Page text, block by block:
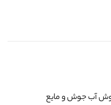
آب جوش و مایع